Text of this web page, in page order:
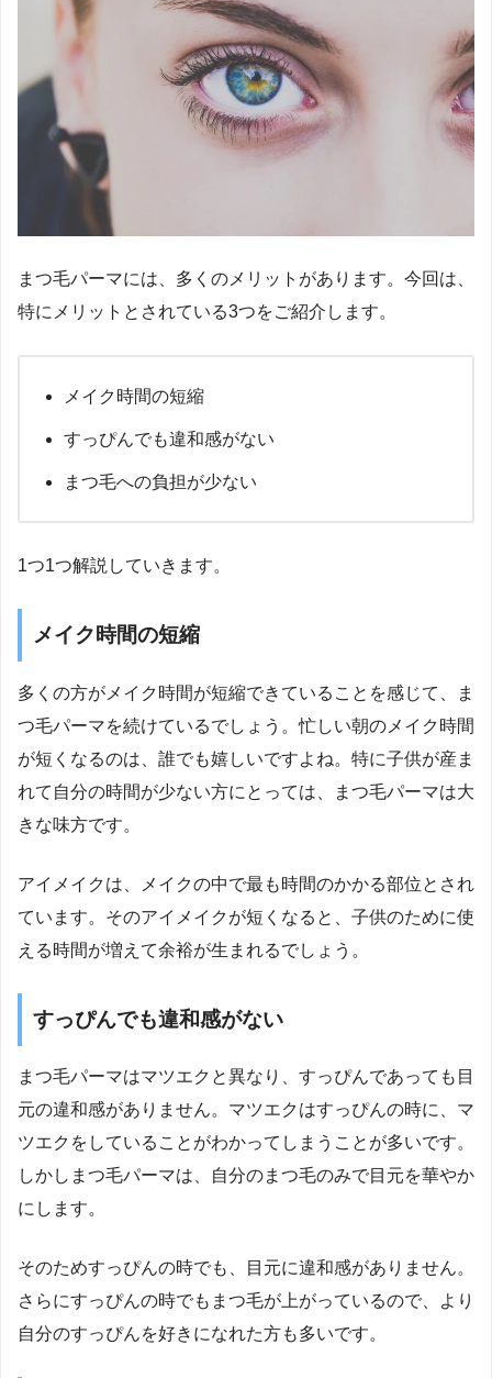
まつ毛パーマには、多くのメリットがあります。今回は、
特にメリットとされている3つをご紹介します。
メイク時間の短縮
すっぴんでも違和感がない
まつ毛への負担が少ない
1つ1つ解説していきます。
メイク時間の短縮
多くの方がメイク時間が短縮できていることを感じて、ま
つ毛パーマを続けているでしょう。忙しい朝のメイク時間
が短くなるのは、誰でも嬉しいですよね。特に子供が産ま
れて自分の時間が少ない方にとっては、まつ毛パーマは大
きな味方です。
アイメイクは、メイクの中で最も時間のかかる部位とされ
ています。そのアイメイクが短くなると、子供のために使
える時間が増えて余裕が生まれるでしょう。
すっぴんでも違和感がない
まつ毛パーマはマツエクと異なり、すっぴんであっても目
元の違和感がありません。マツエクはすっぴんの時に、マ
ツエクをしていることがわかってしまうことが多いです。
しかしまつ毛パーマは、自分のまつ毛のみで目元を華やか
にします。
そのためすっぴんの時でも、目元に違和感がありません。
さらにすっぴんの時でもまつ毛が上がっているので、より
自分のすっぴんを好きになれた方も多いです。